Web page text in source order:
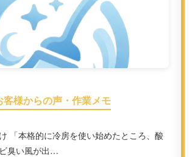
客様からの声・作業メモ
「本格的に冷房を使い始めたところ、酸
臭い風が出…